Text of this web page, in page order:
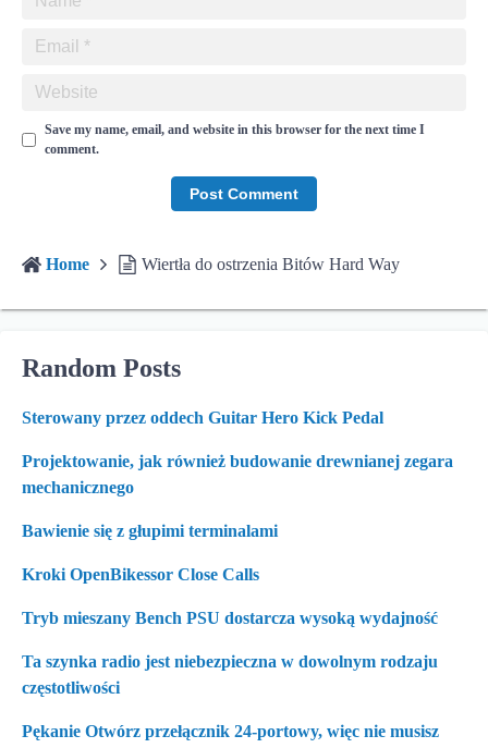
Save my name, email, and website in this browser for the next time I
comment.
Home Wiertła do ostrzenia Bitów Hard Way
Random Posts
Sterowany przez oddech Guitar Hero Kick Pedal
Projektowanie, jak również budowanie drewnianej zegara
mechanicznego
Bawienie się z głupimi terminalami
Kroki OpenBikessor Close Calls
Tryb mieszany Bench PSU dostarcza wysoką wydajność
Ta szynka radio jest niebezpieczna w dowolnym rodzaju
częstotliwości
Pękanie Otwórz przełącznik 24-portowy, więc nie musisz